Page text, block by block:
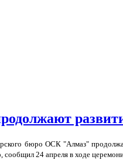
бюро ОСК "Алмаз"
сообщил 24 апреля в ходе